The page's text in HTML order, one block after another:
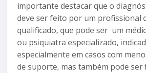
importante destacar que o
deve ser feito por um profissional
qualificado, que pode ser um
ou psiquiatra especializado,
especialmente em casos com
de suporte, mas também pode